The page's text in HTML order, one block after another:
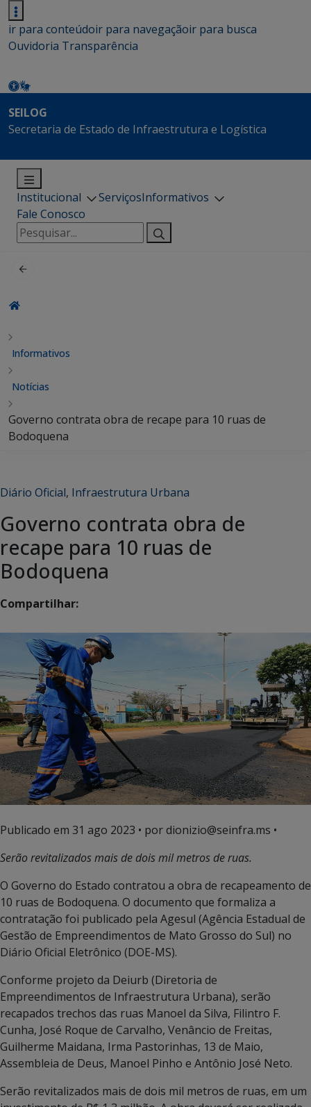
ir para conteúdoir para navegaçãoir para busca
Ouvidoria Transparência
SEILOG
Secretaria de Estado de Infraestrutura e Logística
Institucional ServiçosInformativos
Fale Conosco
Pesquisar
por:
Informativos
Notícias
Governo contrata obra de recape para 10 ruas de
Bodoquena
Diário Oficial, Infraestrutura Urbana
Governo contrata obra de
recape para 10 ruas de
Bodoquena
Compartilhar:
Publicado em 31 ago 2023 • por dionizio@seinfra.ms •
Serão revitalizados mais de dois mil metros de ruas.
O Governo do Estado contratou a obra de recapeamento de
10 ruas de Bodoquena. O documento que formaliza a
contratação foi publicado pela Agesul (Agência Estadual de
Gestão de Empreendimentos de Mato Grosso do Sul) no
Diário Oficial Eletrônico (DOE-MS).
Conforme projeto da Deiurb (Diretoria de
Empreendimentos de Infraestrutura Urbana), serão
recapados trechos das ruas Manoel da Silva, Filintro F.
Cunha, José Roque de Carvalho, Venâncio de Freitas,
Guilherme Maidana, Irma Pastorinhas, 13 de Maio,
Assembleia de Deus, Manoel Pinho e Antônio José Neto.
Serão revitalizados mais de dois mil metros de ruas, em um